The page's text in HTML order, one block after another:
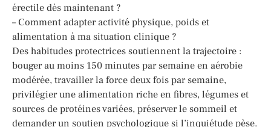
érectile dès maintenant ?
– Comment adapter activité physique, poids et
alimentation à ma situation clinique ?
Des habitudes protectrices soutiennent la trajectoire :
bouger au moins 150 minutes par semaine en aérobie
modérée, travailler la force deux fois par semaine,
privilégier une alimentation riche en fibres, légumes et
sources de protéines variées, préserver le sommeil et
demander un soutien psychologique si l’inquiétude pèse.